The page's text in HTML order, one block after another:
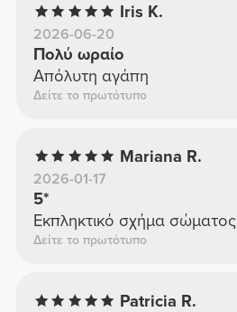
Iris K.
2026-06-20
Πολύ ωραίο
Απόλυτη αγάπη
Δείτε το πρωτότυπο
Mariana R.
2026-01-17
5*
Εκπληκτικό σχήμα σώματος
Δείτε το πρωτότυπο
Patricia R.